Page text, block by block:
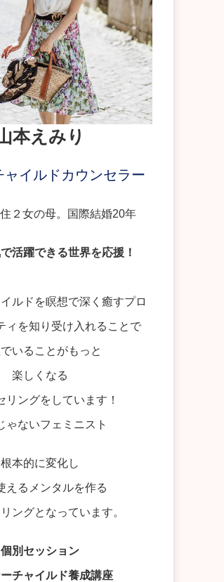
本えみり
ャイルドカウンセラー
２女の母。国際結婚20年
活躍できる世界を応援！
ルドを瞑想で深く癒すプロ
ィを知り受け入れることで
いることがもっと
楽しくなる
リングをしています！
ゃないフェミニスト
根本的に変化し
えるメンタルを作る
ングとなっています。
個別セッション
チャイルド養成講座